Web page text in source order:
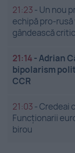
21:23 - Un nou
echipă pro-rusă
gândească
21:14-Adrian
bipolarism
CCR
21:03 -Credeai
Funcționarii
birou